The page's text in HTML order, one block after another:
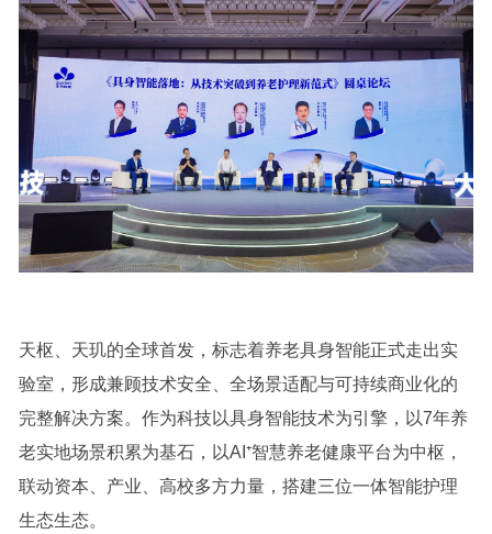
天枢、天玑的全球首发，标志着养老具身智能正式走出实
验室，形成兼顾技术安全、全场景适配与可持续商业化的
完整解决方案。作为科技以具身智能技术为引擎，以7年养
老实地场景积累为基石，以AI⁺智慧养老健康平台为中枢，
联动资本、产业、高校多方力量，搭建三位一体智能护理
生态生态。